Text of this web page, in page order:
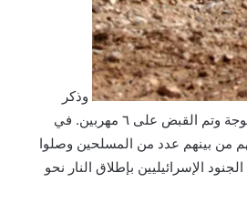
وذكر
المصدر المصري أن اشتباكات جرت أثناء إحباط محاولة تهريب المخدرات بجنوب معبر العوجة وتم القبض على ٦ مهربين. في
من بينهم عدد من المسلحين وصلوا
الإسرائيليين بإطلاق النار نحو